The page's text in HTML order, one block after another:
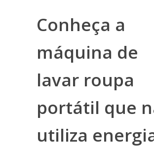
Conheça a
máquina de
lavar roupa
portátil que
utiliza